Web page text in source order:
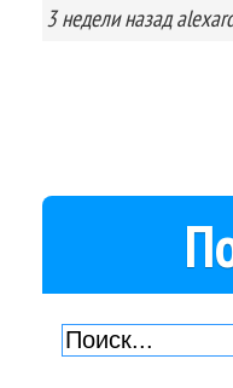
3 неделиназад